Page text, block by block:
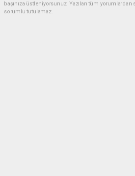
başınıza üstleniyorsunuz. Yazılan tüm
sorumlu tutulamaz.